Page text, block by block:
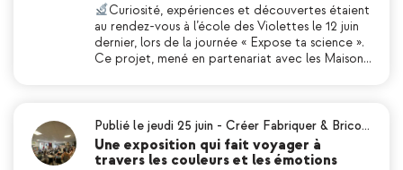
Curiosité, expériences et découvertes étaient
au rendez-vous à l’école des Violettes le 12 juin
dernier, lors de la journée « Expose ta science ».
Ce projet, mené en partenariat avec les Maison…
Publié le jeudi 25 juin - Créer Fabriquer & Brico…
Une exposition qui fait voyager à
travers les couleurs et les émotions